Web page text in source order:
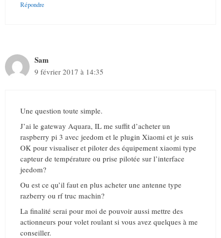
Répondre
Sam
9 février 2017 à 14:35
Une question toute simple.
J’ai le gateway Aquara, IL me suffit d’acheter un
raspberry pi 3 avec jeedom et le plugin Xiaomi et je suis
OK pour visualiser et piloter des équipement xiaomi type
capteur de température ou prise pilotée sur l’interface
jeedom?
Ou est ce qu’il faut en plus acheter une antenne type
razberry ou rf truc machin?
La finalité serai pour moi de pouvoir aussi mettre des
actionneurs pour volet roulant si vous avez quelques à me
conseiller.